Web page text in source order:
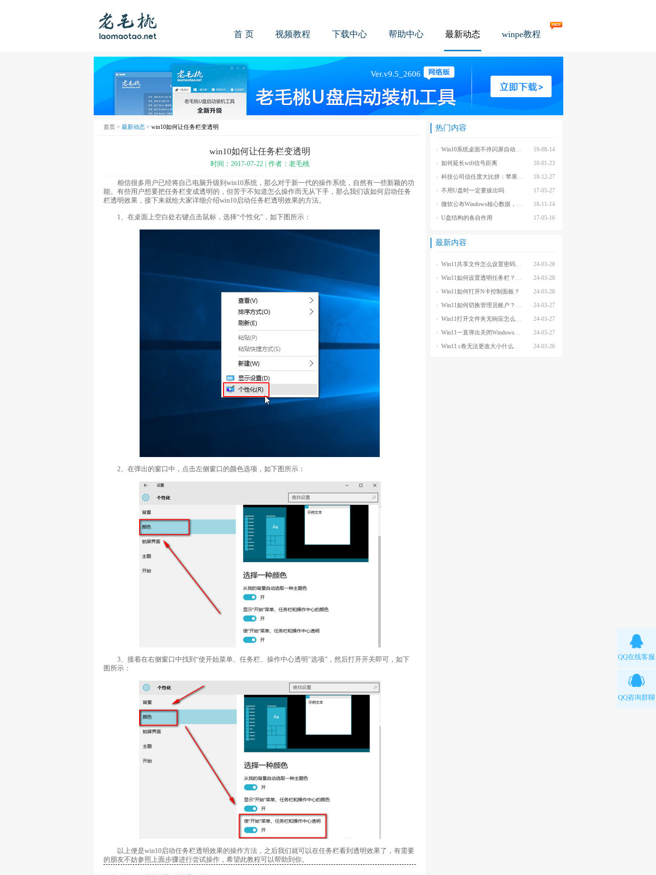
首 页 视频教程 下载中心 帮助中心 最新动态 winpe教程
首页 > 最新动态 > win10如何让任务栏变透明
win10如何让任务栏变透明
时间：2017-07-22 | 作者：老毛桃
相信很多用户已经将自己电脑升级到win10系统，那么对于新一代的操作系统，自然有一些新颖的功
能。有些用户想要把任务栏变成透明的，但苦于不知道怎么操作而无从下手，那么我们该如何启动任务
栏透明效果，接下来就给大家详细介绍win10启动任务栏透明效果的方法。
1、在桌面上空白处右键点击鼠标，选择“个性化”，如下图所示：
2、在弹出的窗口中，点击左侧窗口的颜色选项，如下图所示：
3、接着在右侧窗口中找到“使开始菜单、任务栏、操作中心透明”选项”，然后打开开关即可，如下
图所示：
以上便是win10启动任务栏透明效果的操作方法，之后我们就可以在任务栏看到透明效果了，有需要
的朋友不妨参照上面步骤进行尝试操作，希望此教程可以帮助到你。
热门内容
19-08-14
Win10系统桌面不停闪屏自动刷新的解决方法
18-01-23
如何延长wifi信号距离
18-12-27
科技公司信任度大比拼：苹果上榜最不受信任前茅
17-05-27
不用U盘时一定要拔出吗
18-11-14
微软公布Windows核心数据，应用数量iOS和安卓遥不可及
17-05-16
U盘结构的各自作用
最新内容
24-03-28
Win11共享文件怎么设置密码和权限？
24-03-28
Win11如何设置透明任务栏？Win11设置透明任务栏的方法
24-03-28
Win11如何打开N卡控制面板？
24-03-27
Win11如何切换管理员账户？Win11切换管理员账户的方法
24-03-27
Win11打开文件夹无响应怎么办？
24-03-27
Win11一直弹出关闭Windows窗口怎么解决？
24-03-26
Win11 c卷无法更改大小什么原因？
QQ在线客服
QQ咨询群聊